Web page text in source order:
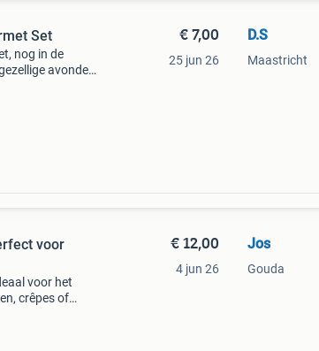
Set
nog in de
avonden
€ 7,00
25 jun 26
D.S
Maastricht
voor
voor het
crêpes of
€ 12,00
4 jun 26
Jos
Gouda